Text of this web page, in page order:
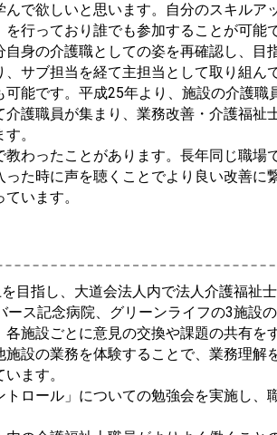
で欲しいと思います。自分のスキル
行っており誰でも参加することが可能で
身の介護職としての姿を再確認し、目
サブ担当を経て主担当として取り組ん
能です。平成25年より、施設の介護職
護職員が集まり、業務改善・介護福祉
。
わったことがあります。長年同じ職場
た時に声を聴くことでより良い改善
います。
指し、大道会法人内で法人介護福祉士
ス記念病院、グリーンライフの3施設
施設ごとに意見の交換や課題の共有を
設の業務を体験することで、業務理解
ます。
ロール」についての勉強会を実施し、